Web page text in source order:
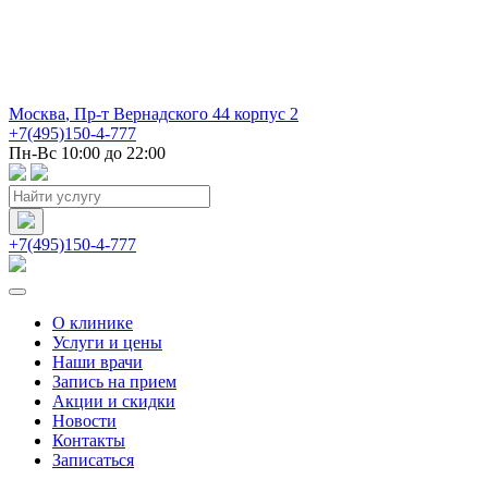
Москва, Пр-т Вернадского 44 корпус 2
+7(495)150-4-777
Пн-Вс 10:00 до 22:00
+7(495)150-4-777
О клинике
Услуги и цены
Наши врачи
Запись на прием
Акции и скидки
Новости
Контакты
Записаться